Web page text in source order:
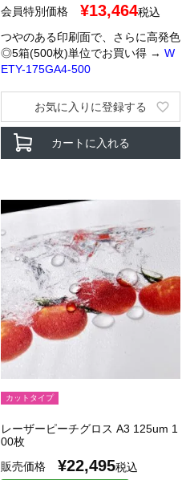
会員特別価格 ¥13,464税込
つやのある印刷面で、さらに高発色
◎5箱(500枚)単位でお買い得 → W
ETY-175GA4-500
カートに入れる
お気に入りに登録する
カットタイプ
レーザーピーチグロス A3 125um 1
00枚
販売価格
¥22,495税込